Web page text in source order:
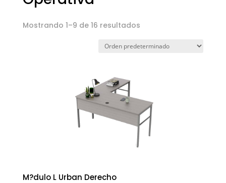
Mostrando 1–9 de 16 resultados
M?dulo L Urban Derecho